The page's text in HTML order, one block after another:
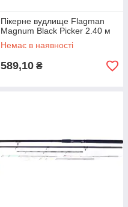
Пікерне вудлище Flagman
Magnum Black Picker 2.40 м
Немає в наявності
589,10 ₴